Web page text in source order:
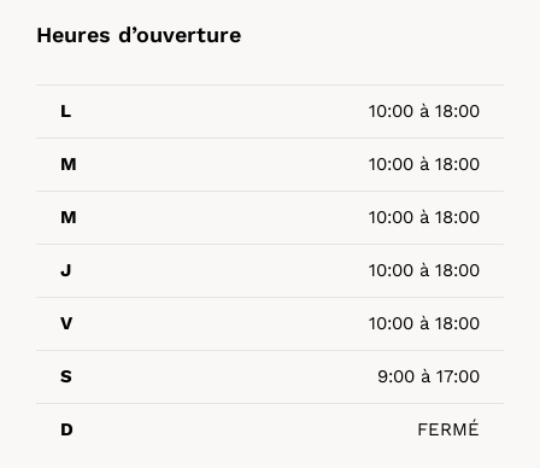
Heures d’ouverture
L 10:00 à 18:00
M 10:00 à 18:00
M 10:00 à 18:00
J 10:00 à 18:00
V 10:00 à 18:00
S 9:00 à 17:00
D FERMÉ